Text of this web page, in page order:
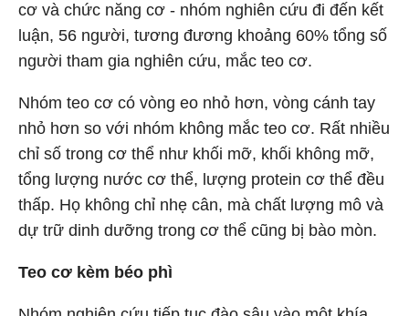
cơ và chức năng cơ - nhóm nghiên cứu đi đến kết
luận, 56 người, tương đương khoảng 60% tổng số
người tham gia nghiên cứu, mắc teo cơ.
Nhóm teo cơ có vòng eo nhỏ hơn, vòng cánh tay
nhỏ hơn so với nhóm không mắc teo cơ. Rất nhiều
chỉ số trong cơ thể như khối mỡ, khối không mỡ,
tổng lượng nước cơ thể, lượng protein cơ thể đều
thấp. Họ không chỉ nhẹ cân, mà chất lượng mô và
dự trữ dinh dưỡng trong cơ thể cũng bị bào mòn.
Teo cơ kèm béo phì